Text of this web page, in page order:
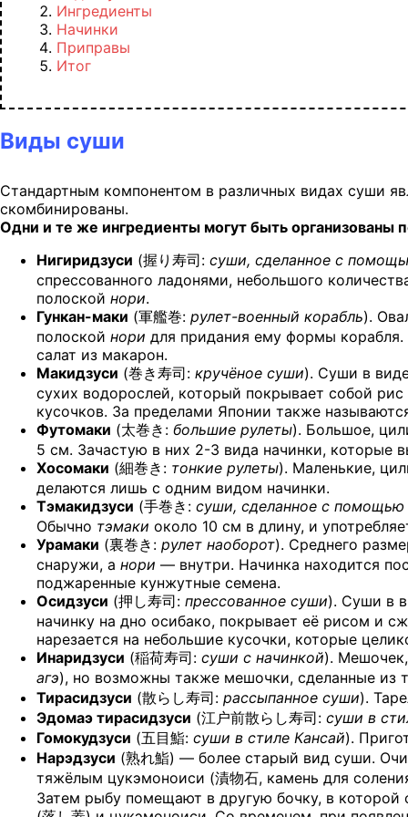
Ингредиенты
Начинки
Приправы
Итог
Виды суши
Стандартным компонентом в различных видах суши
скомбинированы.
Одни и те же ингредиенты могут быть организованы
Нигиридзуси (握り寿司: суши, сделанное с
спрессованного ладонями, небольшого
полоской нори.
Гункан-маки (軍艦巻: рулет-военный корабль).
полоской нори для придания ему формы
салат из макарон.
Макидзуси (巻き寿司: кручёное суши). Суши в
сухих водорослей, который покрывает собой
кусочков. За пределами Японии также
Футомаки (太巻き : большие рулеты). Большое,
5 см. Зачастую в них 2-3 вида начинки, которые
Хосомаки (細巻き : тонкие рулеты). Маленькие,
делаются лишь с одним видом начинки.
Тэмакидзуси (手巻き : суши, сделанное с помощью
Обычно тэмаки около 10 см в длину, и
Урамаки (裏巻き : рулет наоборот). Среднего
снаружи, а нори — внутри. Начинка находится
поджаренные кунжутные семена.
Осидзуси (押し寿司: прессованное суши). Суши в
начинку на дно осибако, покрывает её рисом и
нарезается на небольшие кусочки, которые
Инаридзуси (稲荷寿司: суши с начинкой).
агэ), но возможны также мешочки, сделанные из
Тирасидзуси (散らし寿司: рассыпанное суши).
Эдомаэ тирасидзуси (江户前散らし寿司: суши в
Гомокудзуси (五目鮨: суши в стиле Кансай).
Нарэдзуси (熟れ鮨) — более старый вид суши.
тяжёлым цукэмоноиси (漬物石, камень для
Затем рыбу помещают в другую бочку, в которой